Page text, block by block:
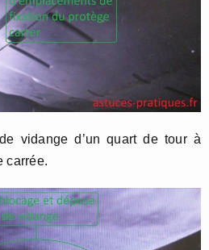
vidange d’un quart de tour à
carrée.